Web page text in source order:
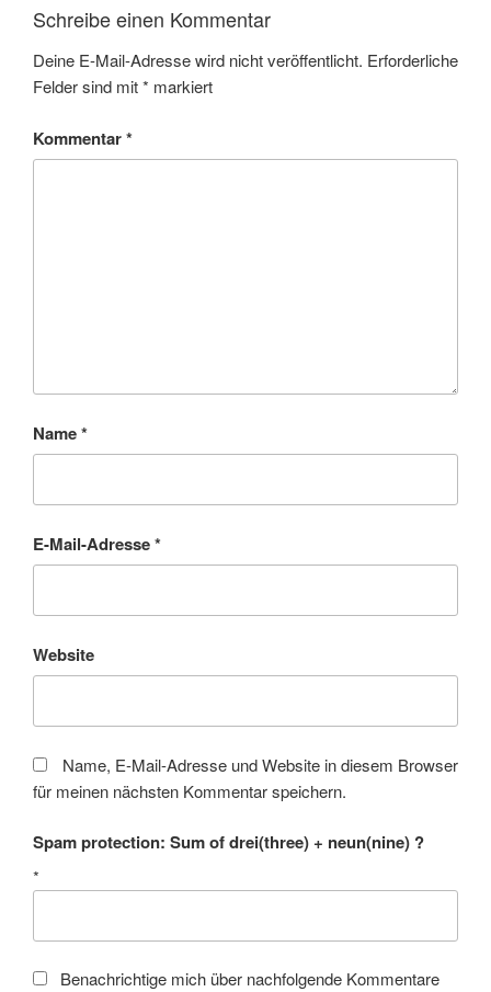
Schreibe einen Kommentar
Deine E-Mail-Adresse wird nicht veröffentlicht. Erforderliche
Felder sind mit* markiert
Kommentar*
Name*
E-Mail-Adresse*
Website
Name, E-Mail-Adresse und Website in diesem Browser
für meinen nächsten Kommentar speichern.
Spam protection: Sum of drei(three) + neun(nine) ?
*
Benachrichtige mich über nachfolgende Kommentare